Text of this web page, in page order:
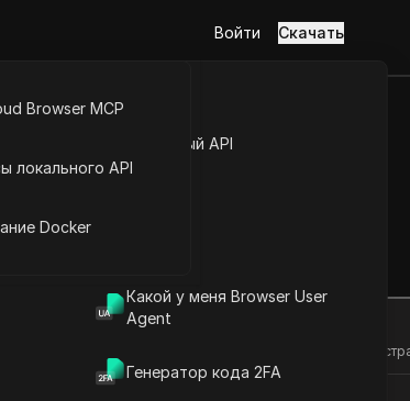
Открытый API
Какой у меня Browser User
Agent
Генератор кода 2FA
Browser MCP
локального API
Docker
Войти Скачать
Задайте вопросы об этой